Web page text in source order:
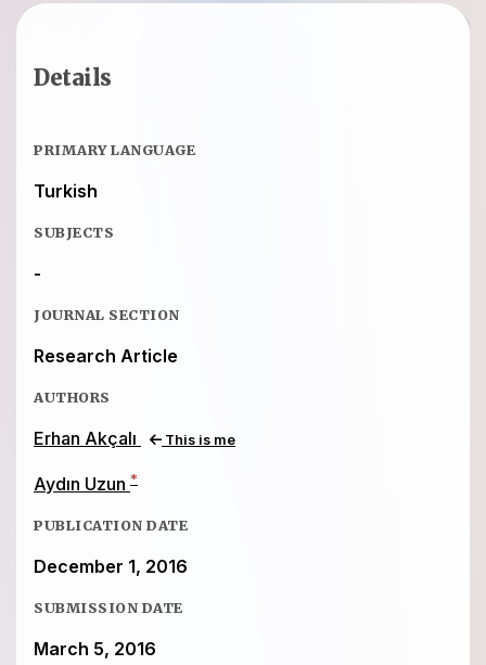
Details
PRIMARY LANGUAGE
Turkish
SUBJECTS
-
JOURNAL SECTION
Research Article
AUTHORS
Erhan Akçalı This is me
Aydın Uzun *
PUBLICATION DATE
December 1, 2016
SUBMISSION DATE
March 5, 2016